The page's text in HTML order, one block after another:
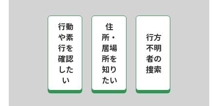
行動
や素
行を
確認
した
い
住
所・
居場
所を
知り
たい
行方
不明
者の
捜索